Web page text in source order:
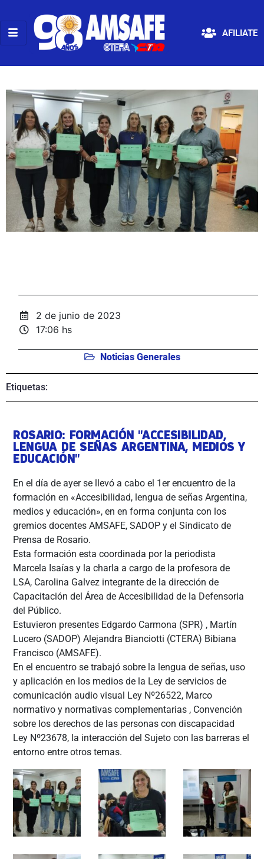
AFILIATE
2 de junio de 2023
17:06 hs
Noticias Generales
Etiquetas:
ROSARIO: FORMACIÓN "ACCESIBILIDAD,
LENGUA DE SEÑAS ARGENTINA, MEDIOS Y
EDUCACIÓN"
En el día de ayer se llevó a cabo el 1er encuentro de la
formación en «Accesibilidad, lengua de señas Argentina,
medios y educación», en en forma conjunta con los
gremios docentes AMSAFE, SADOP y el Sindicato de
Prensa de Rosario.
Esta formación esta coordinada por la periodista
Marcela Isaías y la charla a cargo de la profesora de
LSA, Carolina Galvez integrante de la dirección de
Capacitación del Área de Accesibilidad de la Defensoria
del Público.
Estuvieron presentes Edgardo Carmona (SPR) , Martín
Lucero (SADOP) Alejandra Bianciotti (CTERA) Bibiana
Francisco (AMSAFE).
En el encuentro se trabajó sobre la lengua de señas, uso
y aplicación en los medios de la Ley de servicios de
comunicación audio visual Ley Nº26522, Marco
normativo y normativas complementarias , Convención
sobre los derechos de las personas con discapacidad
Ley Nº23678, la interacción del Sujeto con las barreras el
entorno entre otros temas.